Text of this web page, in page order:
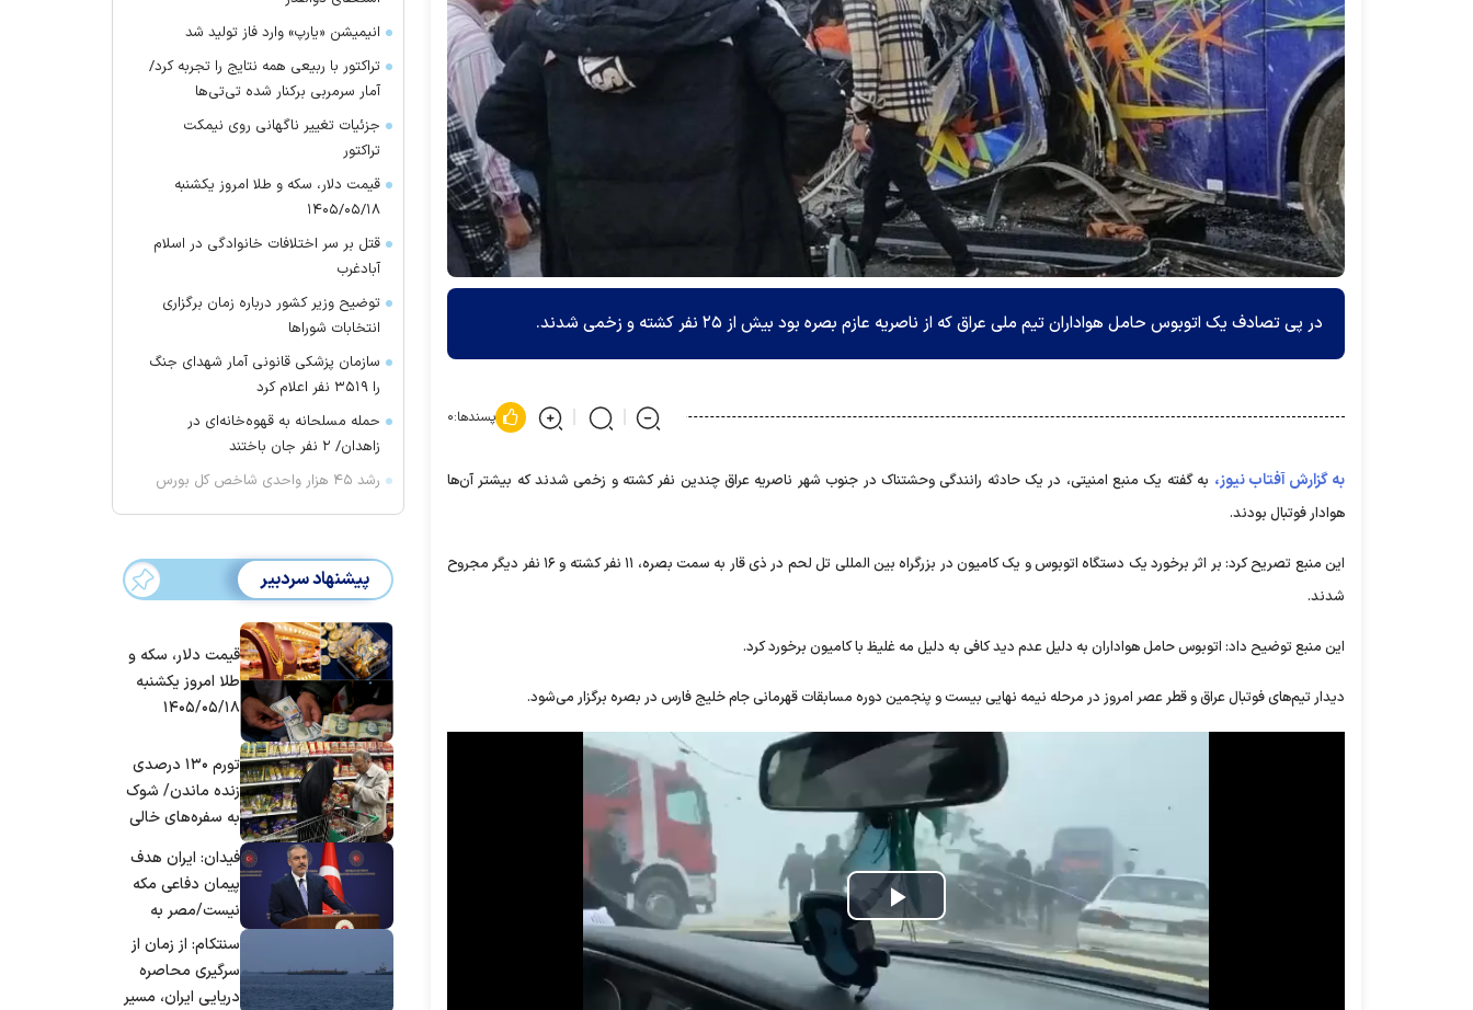
در پی تصادف یک اتوبوس حامل هواداران تیم ملی عراق که از ناصریه عازم بصره بود بیش از ۲۵ نفر کشته و زخمی شدند.
پسندها:۰
به گزارش آفتاب نیوز، به گفته یک منبع امنیتی، در یک حادثه رانندگی وحشتناک در جنوب شهر ناصریه عراق چندین نفر کشته و زخمی شدند که بیشتر آن‌ها
هوادار فوتبال بودند.
این منبع تصریح کرد: بر اثر برخورد یک دستگاه اتوبوس و یک کامیون در بزرگراه بین المللی تل لحم در ذی قار به سمت بصره، ۱۱ نفر کشته و ۱۶ نفر دیگر مجروح
شدند.
این منبع توضیح داد: اتوبوس حامل هواداران به دلیل عدم دید کافی به دلیل مه غلیظ با کامیون برخورد کرد.
دیدار تیم‌های فوتبال عراق و قطر عصر امروز در مرحله نیمه نهایی بیست و پنجمین دوره مسابقات قهرمانی جام خلیج فارس در بصره برگزار می‌شود.
Play
Video
انیمیشن «یارپ» وارد فاز تولید شد
تراکتور با ربیعی همه نتایج را تجربه کرد/
آمار سرمربی برکنار شده تی‌تی‌ها
جزئیات تغییر ناگهانی روی نیمکت
تراکتور
قیمت دلار، سکه و طلا امروز یکشنبه
۱۴۰۵/۰۵/۱۸
قتل بر سر اختلافات خانوادگی در اسلام
آبادغرب
توضیح وزیر کشور درباره زمان برگزاری
انتخابات شورا‌ها
سازمان پزشکی قانونی آمار شهدای جنگ
را ۳۵۱۹ نفر اعلام کرد
حمله مسلحانه به قهوه‌خانه‌ای در
زاهدان/ ۲ نفر جان باختند
رشد ۴۵ هزار واحدی شاخص کل بورس
پیشنهاد سردبیر
قیمت دلار، سکه و
طلا امروز یکشنبه
۱۴۰۵/۰۵/۱۸
تورم ۱۳۰ درصدی
زنده ماندن/ شوک
به سفره‌های خالی
فیدان: ایران هدف
پیمان دفاعی مکه
نیست/مصر به
جمع ترکیه،
عربستان و
پاکستان می
سنتکام: از زمان از
سرگیری محاصره
دریایی ایران، مسیر